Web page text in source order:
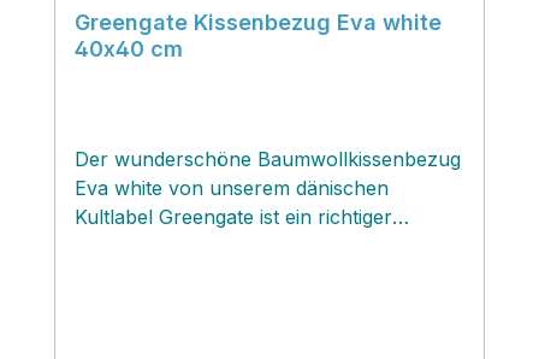
Greengate Kissenbezug Eva white
40x40 cm
Der wunderschöne Baumwollkissenbezug
Eva white von unserem dänischen
Kultlabel Greengate ist ein richtiger